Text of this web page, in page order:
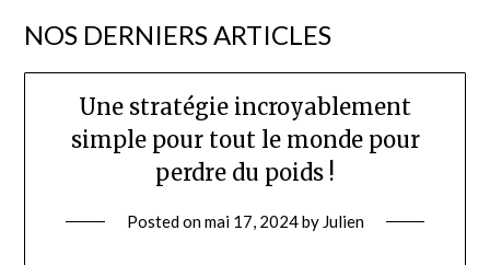
NOS DERNIERS ARTICLES
Une stratégie incroyablement
simple pour tout le monde pour
perdre du poids !
Posted onmai 17, 2024by Julien